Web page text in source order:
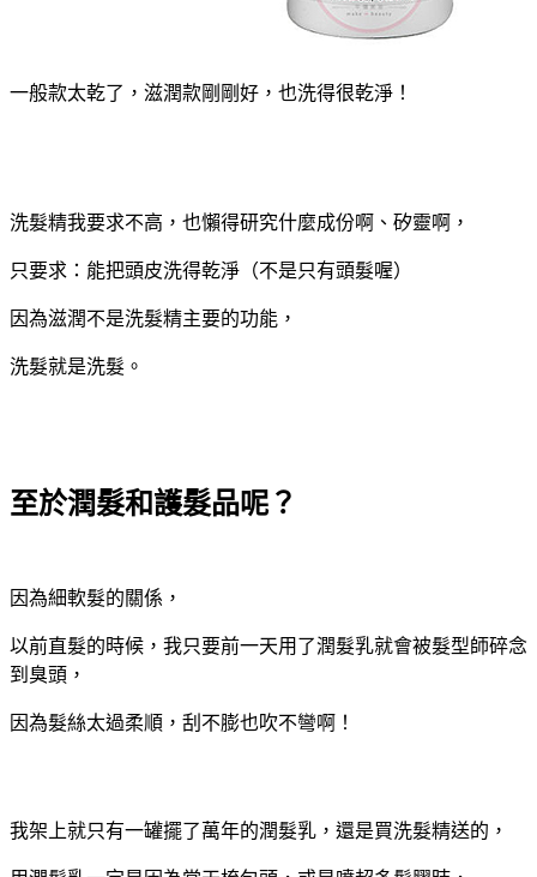
一般款太乾了，滋潤款剛剛好，也洗得很乾淨！
洗髮精我要求不高，也懶得研究什麼成份啊、矽靈啊，
只要求：能把頭皮洗得乾淨（不是只有頭髮喔）
因為滋潤不是洗髮精主要的功能，
洗髮就是洗髮。
至於潤髮和護髮品呢？
因為細軟髮的關係，
以前直髮的時候，我只要前一天用了潤髮乳就會被髮型師碎念
到臭頭，
因為髮絲太過柔順，刮不膨也吹不彎啊！
我架上就只有一罐擺了萬年的潤髮乳，還是買洗髮精送的，